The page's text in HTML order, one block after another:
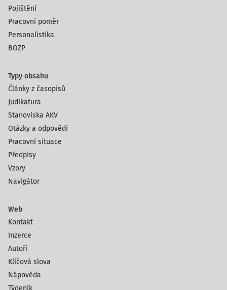
Pojištění
Pracovní poměr
Personalistika
BOZP
Typy obsahu
Články z časopisů
Judikatura
Stanoviska AKV
Otázky a odpovědi
Pracovní situace
Předpisy
Vzory
Navigátor
Web
Kontakt
Inzerce
Autoři
Klíčová slova
Nápověda
Týdeník